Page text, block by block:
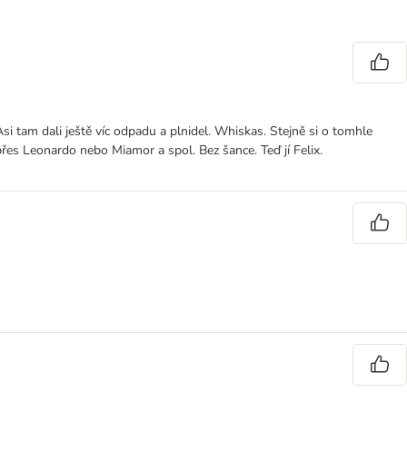
tam dali ještě víc odpadu a plnidel. Whiskas. Stejně si o tomhle
Leonardo nebo Miamor a spol. Bez šance. Teď jí Felix.